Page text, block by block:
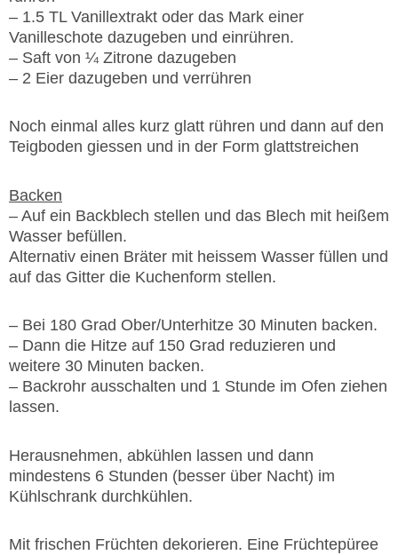
– 1.5 TL Vanillextrakt oder das Mark einer
Vanilleschote dazugeben und einrühren.
– Saft von ¼ Zitrone dazugeben
– 2 Eier dazugeben und verrühren
Noch einmal alles kurz glatt rühren und dann auf den
Teigboden giessen und in der Form glattstreichen
Backen
– Auf ein Backblech stellen und das Blech mit heißem
Wasser befüllen.
Alternativ einen Bräter mit heissem Wasser füllen und
auf das Gitter die Kuchenform stellen.
– Bei 180 Grad Ober/Unterhitze 30 Minuten backen.
– Dann die Hitze auf 150 Grad reduzieren und
weitere 30 Minuten backen.
– Backrohr ausschalten und 1 Stunde im Ofen ziehen
lassen.
Herausnehmen, abkühlen lassen und dann
mindestens 6 Stunden (besser über Nacht) im
Kühlschrank durchkühlen.
Mit frischen Früchten dekorieren. Eine Früchtepüree